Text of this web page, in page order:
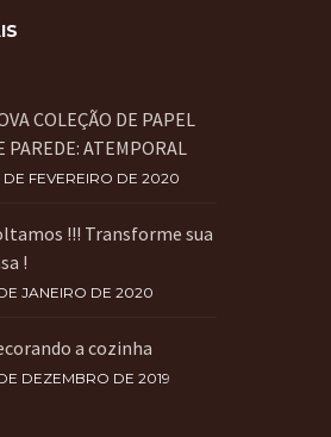
COLEÇÃO DE PAPEL
PAREDE: ATEMPORAL
DE FEVEREIRO DE 2020
!!! Transforme sua
!
JANEIRO DE 2020
a cozinha
DEZEMBRO DE 2019